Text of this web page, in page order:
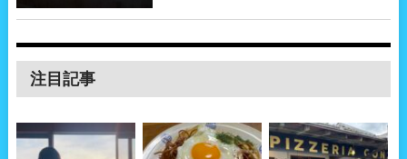
注目記事